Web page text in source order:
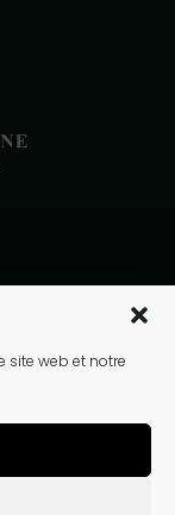
site web et notre